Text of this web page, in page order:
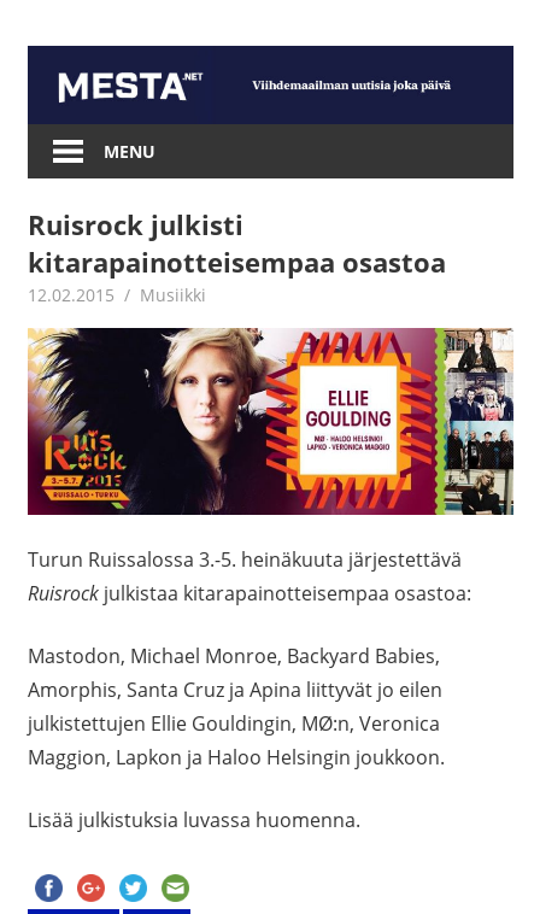
content
Mesta.net
MENU
Ruisrock julkisti
kitarapainotteisempaa osastoa
12.02.2015 mestanet
Musiikki
Turun Ruissalossa 3.-5. heinäkuuta järjestettävä
Ruisrockjulkistaa kitarapainotteisempaa osastoa:
Mastodon, Michael Monroe, Backyard Babies,
Amorphis, Santa Cruz ja Apina liittyvät jo eilen
julkistettujen Ellie Gouldingin, MØ:n, Veronica
Maggion, Lapkon ja Haloo Helsingin joukkoon.
Lisää julkistuksia luvassa huomenna.